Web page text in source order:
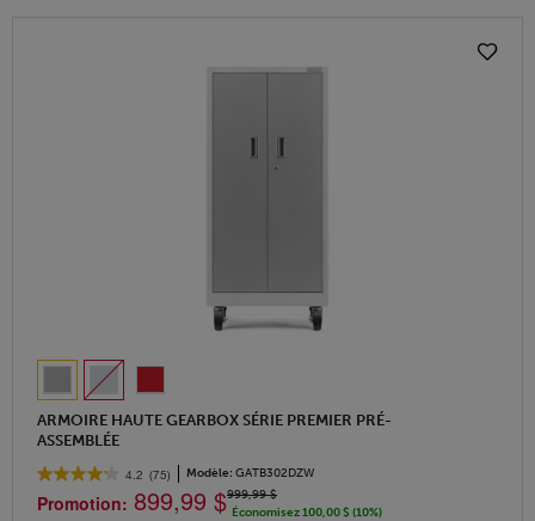
ARMOIRE HAUTE GEARBOX SÉRIE PREMIER PRÉ-
ASSEMBLÉE
4.2 (75) Modèle: GATB302DZW
Promotion: 899,99 $999,99 $
Économisez 100,00 $ (10%)